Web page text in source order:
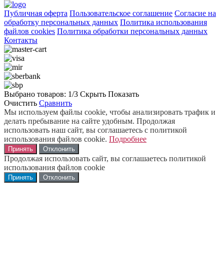
Публичная оферта Пользовательское соглашение Согласие на
обработку персональных данных Политика использования
файлов cookies Политика обработки персональных данных
Контакты
Выбрано товаров: 1/3 Скрыть Показать
Очистить Сравнить
Мы используем файлы cookie, чтобы анализировать трафик и
делать пребывание на сайте удобным. Продолжая
использовать наш сайт, вы соглашаетесь с политикой
использования файлов cookie. Подробнее
Принять Отклонить
Продолжая использовать сайт, вы соглашаетесь политикой
использования файлов cookie
Принять Отклонить